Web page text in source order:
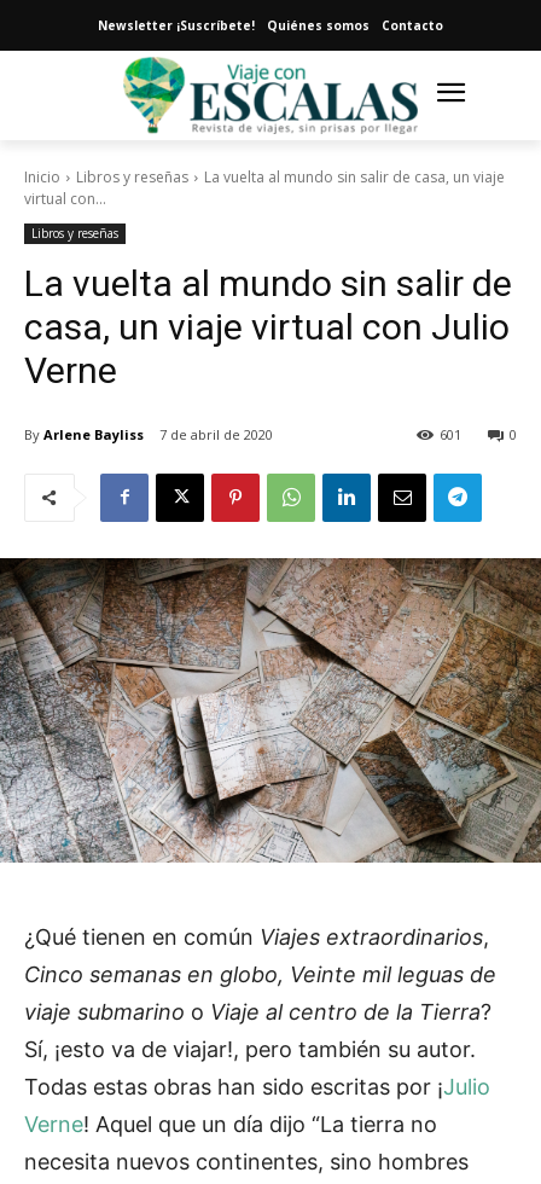
Newsletter ¡Suscríbete! Quiénes somos Contacto
Inicio Libros y reseñas
La vuelta al mundo sin salir de casa, un viaje
virtual con...
Libros y reseñas
La vuelta al mundo sin salir de
casa, un viaje virtual con Julio
Verne
By Arlene Bayliss 7 de abril de 2020 0
601
¿Qué tienen en común Viajes extraordinarios,
Cinco semanas en globo, Veinte mil leguas de
viaje submarino o Viaje al centro de la Tierra?
Sí, ¡esto va de viajar!, pero también su autor.
Todas estas obras han sido escritas por ¡Julio
Verne! Aquel que un día dijo “La tierra no
necesita nuevos continentes, sino hombres